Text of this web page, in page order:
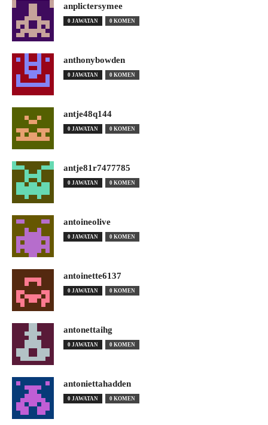
anplictersymee
0 JAWATAN 0 KOMEN
anthonybowden
0 JAWATAN 0 KOMEN
antje48q144
0 JAWATAN 0 KOMEN
antje81r7477785
0 JAWATAN 0 KOMEN
antoineolive
0 JAWATAN 0 KOMEN
antoinette6137
0 JAWATAN 0 KOMEN
antonettaihg
0 JAWATAN 0 KOMEN
antoniettahadden
0 JAWATAN 0 KOMEN